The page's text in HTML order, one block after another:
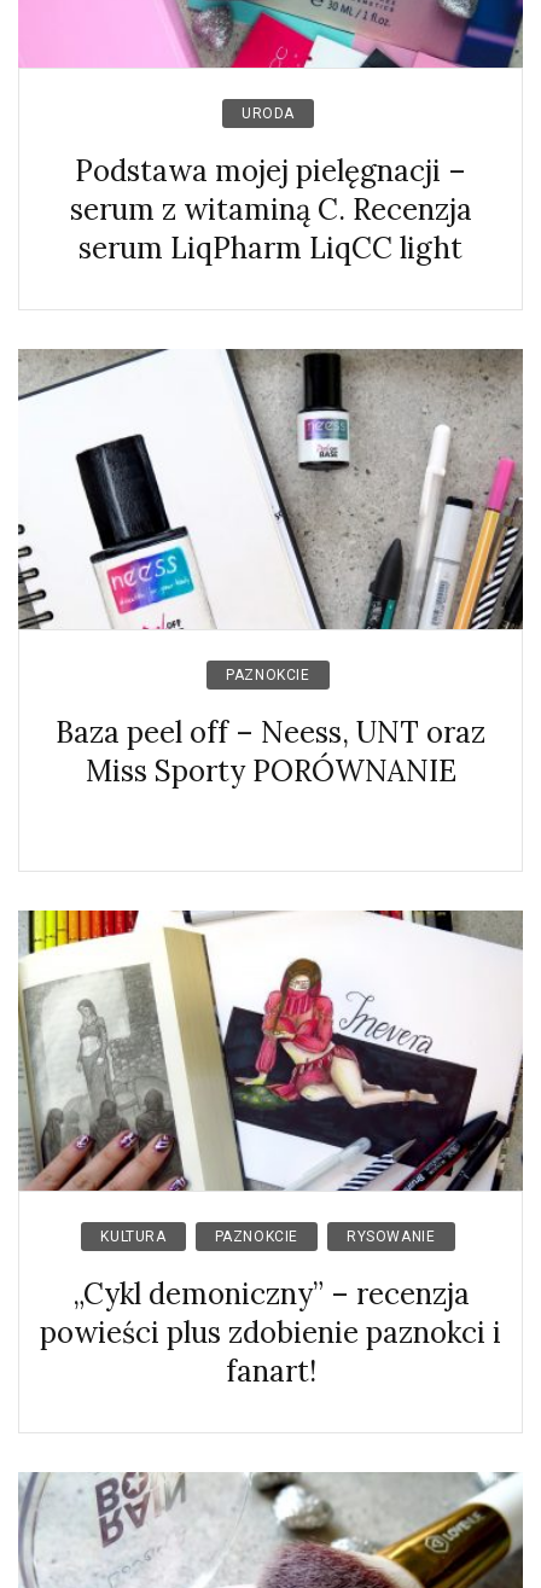
URODA
Podstawa mojej pielęgnacji –
serum z witaminą C. Recenzja
serum LiqPharm LiqCC light
PAZNOKCIE
Baza peel off – Neess, UNT oraz
Miss Sporty PORÓWNANIE
KULTURA PAZNOKCIE RYSOWANIE
„Cykl demoniczny” – recenzja
powieści plus zdobienie paznokci i
fanart!